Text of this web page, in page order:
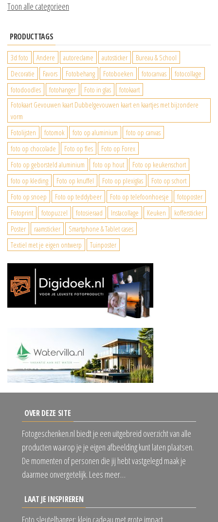
Toon alle categorieen
PRODUCTTAGS
3d foto Andere autoreclame autosticker
Bureau & School
Decoratie
Favors Fotobehang Fotoboeken fotocanvas
fotocollage
fotodoodles
fotohanger Foto in glas
fotokaart
Fotokaart Gevouwen kaart Dubbelgevouwen kaart en kaartjes met bijzondere
vorm
Fotolijsten
fotomok foto op aluminium
foto op canvas
foto op chocolade
Foto op fles
Foto op Forex
Foto op geborsteld aluminium
foto op hout
Foto op keukenschort
foto op kleding
Foto op knuffel Foto op plexiglas
Foto op schort
Foto op snoep
Foto op teddybeer Foto op telefoonhoesje
fotoposter
Fotoprint
fotopuzzel fotosieraad Instacollage Keuken
koffersticker
Poster
raamsticker
Smartphone & Tablet cases
Textiel met je eigen ontwerp
Tuinposter
OVER DEZE SITE
Fotogeschenken.nl biedt je een uitgebreid overzicht van alle
producten waarop je je eigen afbeelding kunt laten plaatsen.
De momenten of personen die jij hebt vastgelegd maak je
daarmee onvergetelijk. Lees meer…
LAAT JE INSPIREREN